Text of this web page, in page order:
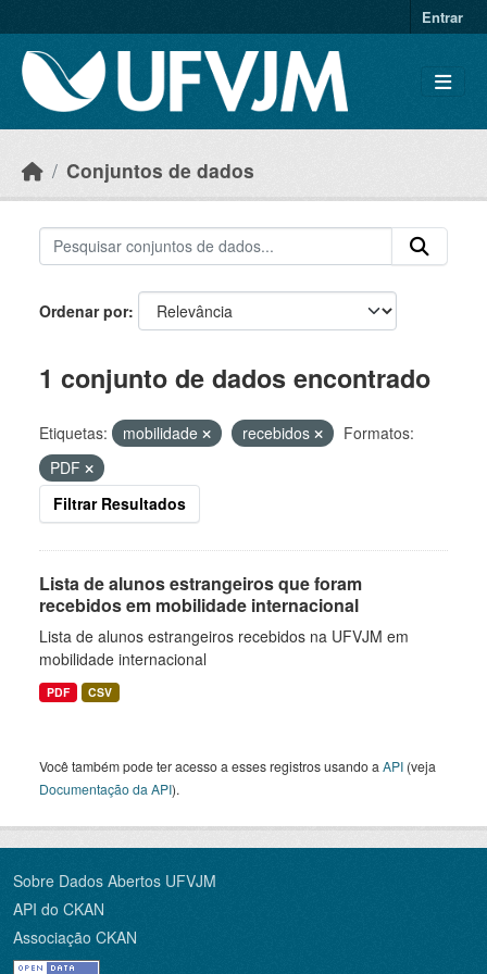
Entrar
Conjuntos de dados
Ordenar por
1 conjunto de dados encontrado
Etiquetas: mobilidade recebidos
Formatos:
PDF
Filtrar Resultados
Lista de alunos estrangeiros que foram
recebidos em mobilidade internacional
Lista de alunos estrangeiros recebidos na UFVJM em
mobilidade internacional
PDF CSV
Você também pode ter acesso a esses registros usando a API (veja
Documentação da API).
Sobre Dados Abertos UFVJM
API do CKAN
Associação CKAN